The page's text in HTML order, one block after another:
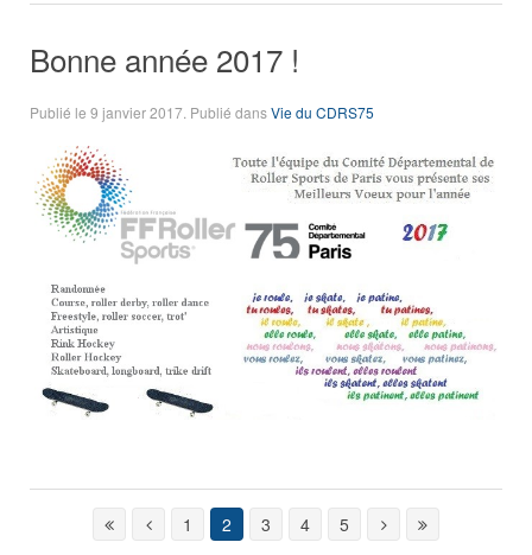
Bonne année 2017 !
Publié le 9 janvier 2017 . Publié dansVie du CDRS75
1 2 3 4 5